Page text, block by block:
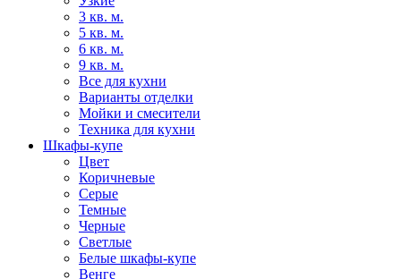
3 кв. м.
5 кв. м.
6 кв. м.
9 кв. м.
Все для кухни
Варианты отделки
Мойки и смесители
Техника для кухни
Шкафы-купе
Цвет
Коричневые
Серые
Темные
Черные
Светлые
Белые шкафы-купе
Венге